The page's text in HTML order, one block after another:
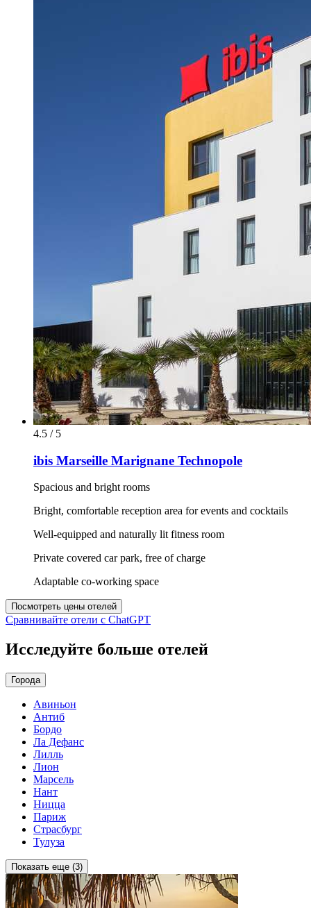
4.5 / 5
ibis Marseille Marignane Technopole
Spacious and bright rooms
Bright, comfortable reception area for events and cocktails
Well-equipped and naturally lit fitness room
Private covered car park, free of charge
Adaptable co-working space
Посмотреть цены отелей
Сравнивайте отели с ChatGPT
Исследуйте больше отелей
Города
Авиньон
Антиб
Бордо
Ла Дефанс
Лилль
Лион
Марсель
Нант
Ницца
Париж
Страсбург
Тулуза
Показать еще (3)